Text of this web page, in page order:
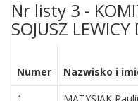
Nr listy 3 -
SOJUSZ
Numer Nazwisko i